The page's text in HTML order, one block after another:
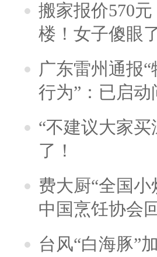
搬家报价570
楼！女子傻
广东雷州通报
行为”：已启
“不建议大家
了！
费大厨“全国
中国烹饪协会
台风“白海豚”